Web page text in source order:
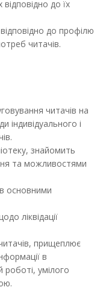
відповідно до їх
до профілю
читачів.
читачів на
індивідуального і
знайомить
та можливостями
основними
ліквідації
прищеплює
в
роботі, умілого